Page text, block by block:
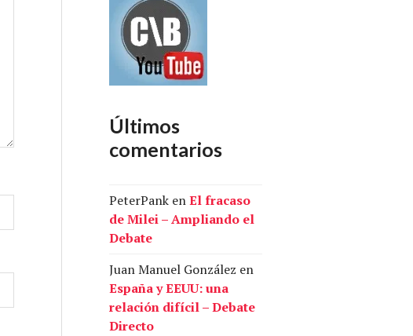
Últimos
comentarios
PeterPank enEl fracaso
de Milei – Ampliando el
Debate
Juan Manuel González en
España y EEUU: una
relación difícil – Debate
Directo